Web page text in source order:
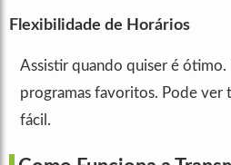
Flexibilidade de Horários
Assistir quando quiser é ótimo.
programas favoritos. Pode ver
fácil.